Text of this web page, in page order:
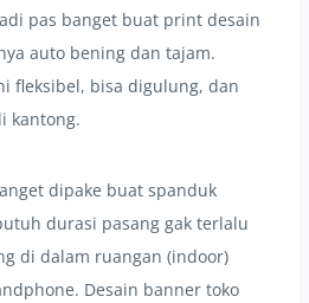
pas banget buat print desain
auto bening dan tajam.
fleksibel, bisa digulung, dan
kantong.
dipake buat spanduk
durasi pasang gak terlalu
di dalam ruangan (indoor)
Desain banner toko